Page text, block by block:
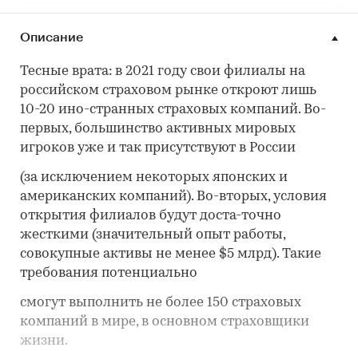
Описание
Тесные врата: в 2021 году свои филиалы на
российском страховом рынке откроют лишь
10-20 ино-странных страховых компаний. Во-
первых, большинство активных мировых
игроков уже и так присутствуют в России
(за исключением некоторых японских и
американских компаний). Во-вторых, условия
открытия филиалов будут доста-точно
жесткими (значительный опыт работы,
совокупные активы не менее $5 млрд). Такие
требования потенциально
смогут выполнить не более 150 страховых
компаний в мире, в основном страховщики
жизни.